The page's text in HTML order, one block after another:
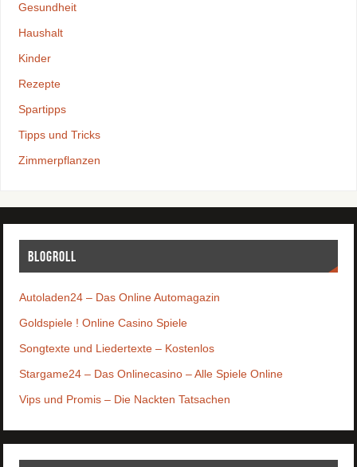
Gesundheit
Haushalt
Kinder
Rezepte
Spartipps
Tipps und Tricks
Zimmerpflanzen
Blogroll
Autoladen24 – Das Online Automagazin
Goldspiele ! Online Casino Spiele
Songtexte und Liedertexte – Kostenlos
Stargame24 – Das Onlinecasino – Alle Spiele Online
Vips und Promis – Die Nackten Tatsachen